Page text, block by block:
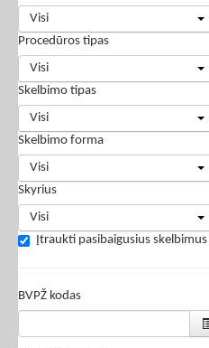
Visi
Procedūros tipas
Visi
Skelbimo tipas
Visi
Skelbimo forma
Visi
Skyrius
Visi
Įtraukti pasibaigusius skelbimus
BVPŽ kodas